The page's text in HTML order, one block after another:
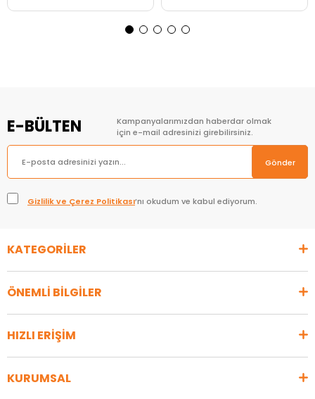
E-BÜLTEN
Kampanyalarımızdan haberdar olmak
için e-mail adresinizi girebilirsiniz.
Gönder
Gizlilik ve Çerez Politikası’nı okudum ve kabul ediyorum.
KATEGORİLER
ÖNEMLİ BİLGİLER
HIZLI ERİŞİM
KURUMSAL